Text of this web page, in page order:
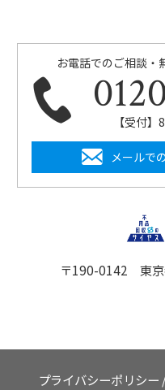
お電話でのご相談・
【受付
メールで
〒190-0142 東京
プライバシーポリシー